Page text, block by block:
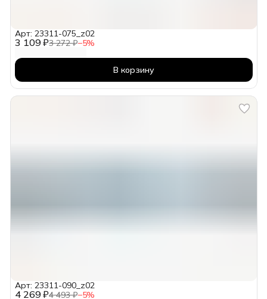
3 109 ₽3 272 ₽−5%
Арт: 23311-075_z02
В корзину
4 269 ₽4 493 ₽−5%
Арт: 23311-090_z02